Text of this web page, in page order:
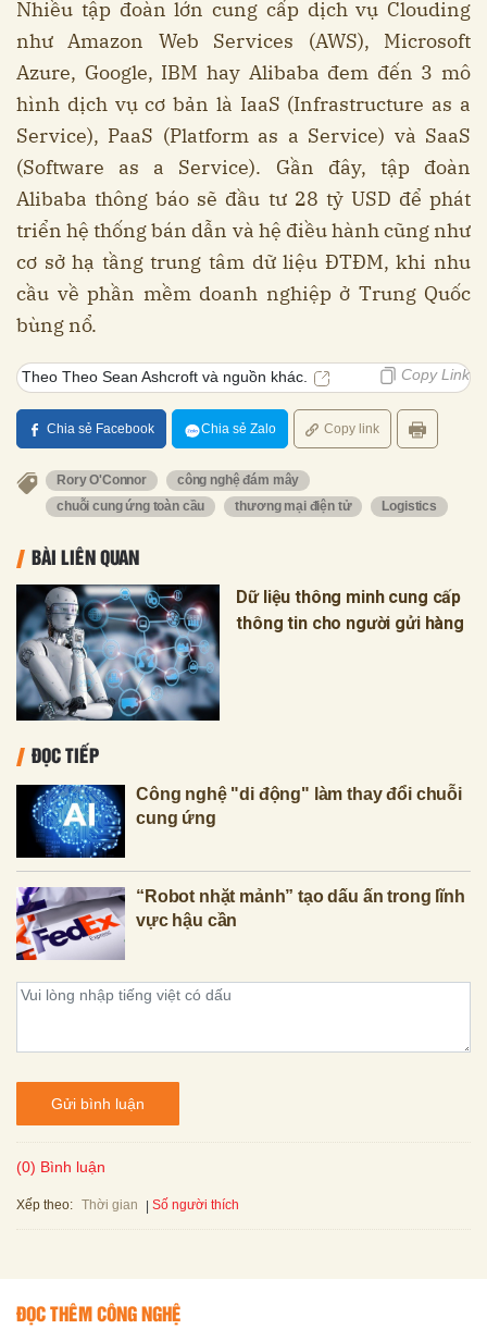
Nhiều tập đoàn lớn cung cấp dịch vụ Clouding
như Amazon Web Services (AWS), Microsoft
Azure, Google, IBM hay Alibaba đem đến 3 mô
hình dịch vụ cơ bản là IaaS (Infrastructure as a
Service), PaaS (Platform as a Service) và SaaS
(Software as a Service). Gần đây, tập đoàn
Alibaba thông báo sẽ đầu tư 28 tỷ USD để phát
triển hệ thống bán dẫn và hệ điều hành cũng như
cơ sở hạ tầng trung tâm dữ liệu ĐTĐM, khi nhu
cầu về phần mềm doanh nghiệp ở Trung Quốc
bùng nổ.
Theo Theo Sean Ashcroft và nguồn khác. Copy Link
Chia sẻ Facebook Chia sẻ Zalo Copy link
Rory O'Connor
công nghệ đám mây
chuỗi cung ứng toàn cầu
thương mại điện tử Logistics
BÀI LIÊN QUAN
Dữ liệu thông minh cung cấp
thông tin cho người gửi hàng
ĐỌC TIẾP
Công nghệ "di động" làm thay đổi chuỗi
cung ứng
“Robot nhặt mảnh” tạo dấu ấn trong lĩnh
vực hậu cần
Gửi bình luận
(0) Bình luận
Xếp theo: Thời gian Số người thích
ĐỌC THÊM CÔNG NGHỆ